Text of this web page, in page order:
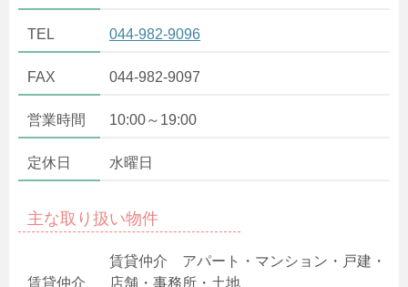
TEL 044-982-9096
FAX 044-982-9097
営業時間 10:00～19:00
定休日 水曜日
主な取り扱い物件
賃貸仲介
賃貸仲介 アパート・マンション・戸建・
店舗・事務所・土地